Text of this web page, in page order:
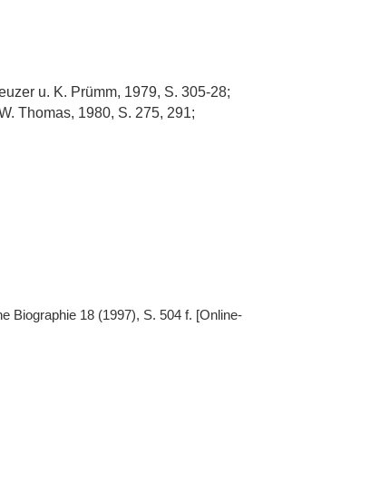
u. K. Prümm, 1979, S. 305-28;
Thomas, 1980, S. 275, 291;
Biographie 18 (1997), S. 504 f. [Online-